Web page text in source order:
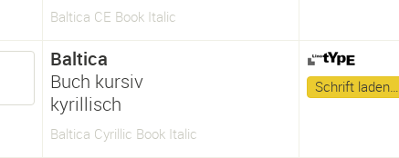
Baltica CE Book Italic
Baltica
Buch kursiv
kyrillisch
Baltica Cyrillic Book Italic
Schrift laden…